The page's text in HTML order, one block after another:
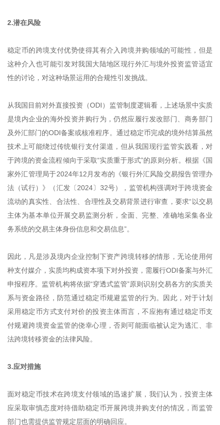
2.潜在风险
稳定币的跨境支付优势使得其有介入跨境并购领域的可能性，但是
这种介入也可能引发对我国大陆地区现行外汇与境外投资监管适宜
性的讨论，对这种场景运用的合规性引发挑战。
从我国目前对外直接投资（ODI）监管制度逻辑看，上述场景中实质
是境内企业的海外投资并购行为，仍然应履行发改部门、商务部门
及外汇部门的ODI备案或核准程序。通过稳定币完成的境外结算虽然
技术上可能绕过传统银行支付渠道，但从我国现行监管实践看，对
于跨境的资金流程倾向于采取“实质重于形式”的原则分析。根据《国
家外汇管理局于2024年12月发布的《银行外汇风险交易报告管理办
法（试行）》（汇发〔2024〕32号），监管机构强调对于跨境资金
流动的真实性、合法性、合理性及交易背景进行审查，要求“以交易
主体为基本单位开展交易监测分析，全面、完整、准确地采集各业
务系统的交易主体身份信息和交易信息”。
因此，凡是涉及境内企业控制下资产跨境转移的情形，无论使用何
种支付媒介，实质均构成资本项下对外投资，需履行ODI备案与外汇
申报程序。监管机构将依据“穿透式监管”原则识别交易各方的实质关
系与资金路径，防范通过稳定币规避监管的行为。因此，对于计划
采用稳定币方式支付对价的投资主体而言，不应抱有通过稳定币支
付规避跨境资金监管的侥幸心理，否则可能面临被认定为逃汇、非
法跨境转移资金的法律风险。
3.应对措施
面对稳定币技术在跨境支付领域的迅速扩展，我们认为，投资主体
应采取审慎态度对待借助稳定币开展跨境并购支付的情况，而监管
部门也需提供监管规定层面的明确回应。